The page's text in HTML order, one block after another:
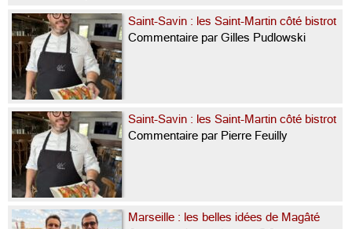
Saint-Savin : les Saint-Martin côté bistrot
Commentaire par Gilles Pudlowski
Saint-Savin : les Saint-Martin côté bistrot
Commentaire par Pierre Feuilly
Marseille : les belles idées de Magâté